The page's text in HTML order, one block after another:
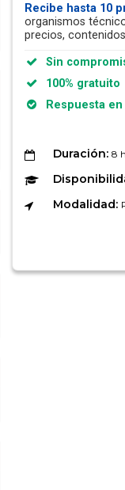
Recibe hasta 10
organismos
precios,
Sin
100% gratuito
Respuesta
Duración: 8
Modalidad: